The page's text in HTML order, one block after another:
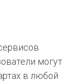
могут
в любой